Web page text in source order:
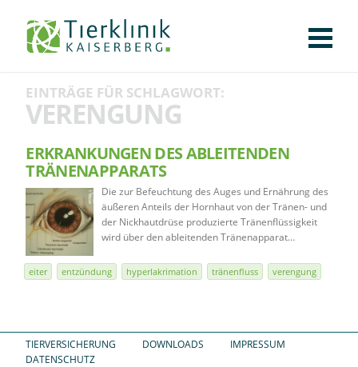
KLINIK
CHIRURGIE
AUGENHEILKUNDE
KARDIOLOGIE
BILDGEBUNG
INNERE MEDIZIN
WEITERE
AKTUELLES
LEXIKON
KONTAKT
Tierklinik
Kaiserberg
EINTRÄGE FÜR SCHLAGWORT:
VERENGUNG
ERKRANKUNGEN DES ABLEITENDEN
TRÄNENAPPARATS
Die zur Befeuchtung des Auges und Ernährung des
äußeren Anteils der Hornhaut von der Tränen- und
der Nickhautdrüse produzierte Tränenflüssigkeit
wird über den ableitenden Tränenapparat…
eiter entzündung hyperlakrimation tränenfluss verengung
TIERVERSICHERUNG DOWNLOADS
IMPRESSUM
DATENSCHUTZ